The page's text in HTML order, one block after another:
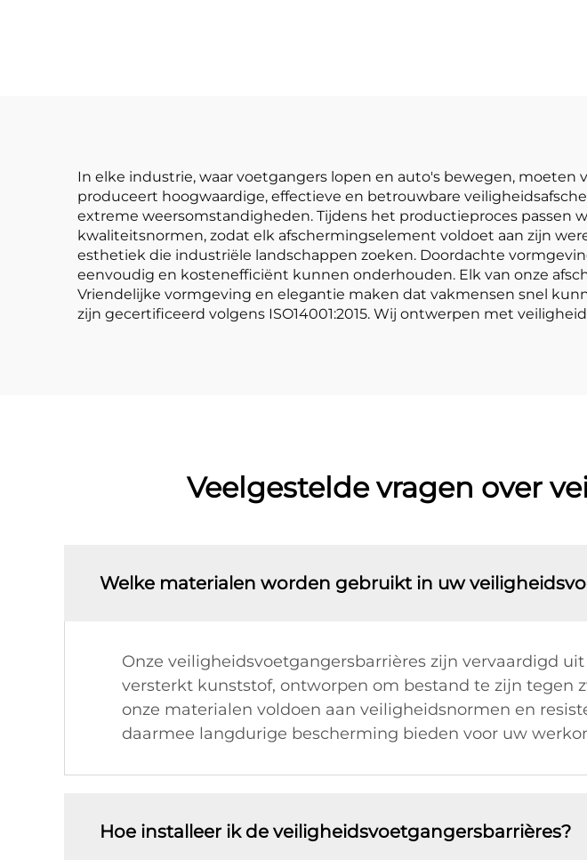
In elke industrie, waar voetgangers lopen en auto's bewegen,
produceert hoogwaardige, effectieve en betrouwbare
extreme weersomstandigheden. Tijdens het productieproces passen
kwaliteitsnormen, zodat elk afschermingselement voldoet aan zijn
esthetiek die industriële landschappen zoeken. Doordachte
eenvoudig en kostenefficiënt kunnen onderhouden. Elk van onze
Vriendelijke vormgeving en elegantie maken dat vakmensen snel
zijn gecertificeerd volgens ISO14001:2015. Wij ontwerpen met
Veelgestelde vragen over
Welke materialen worden gebruikt in uw
Onze veiligheidsvoetgangersbarrières zijn vervaardigd
versterkt kunststof, ontworpen om bestand te zijn tegen
onze materialen voldoen aan veiligheidsnormen en
daarmee langdurige bescherming bieden voor uw
Hoe installeer ik de veiligheidsvoetgangersbarrières?